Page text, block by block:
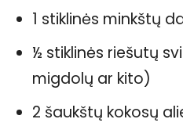
1 stiklinės minkštų
½ stiklinės riešutų
migdolų ar kito)
2 šaukštų kokosų